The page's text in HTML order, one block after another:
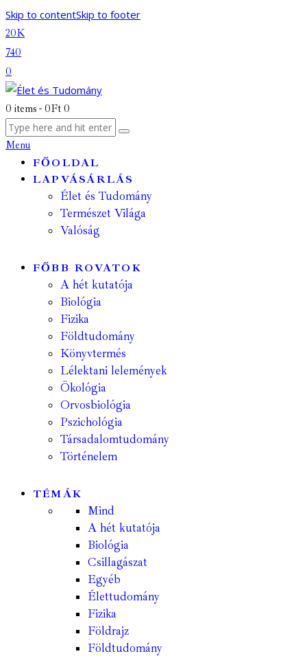
Skip to contentSkip to footer
20K
740
0
0 items - 0Ft 0
Menu
FŐOLDAL
LAPVÁSÁRLÁS
Élet és Tudomány
Természet Világa
Valóság
FŐBB ROVATOK
A hét kutatója
Biológia
Fizika
Földtudomány
Könyvtermés
Lélektani lelemények
Ökológia
Orvosbiológia
Pszichológia
Társadalomtudomány
Történelem
TÉMÁK
Mind
A hét kutatója
Biológia
Csillagászat
Egyéb
Élettudomány
Fizika
Földrajz
Földtudomány